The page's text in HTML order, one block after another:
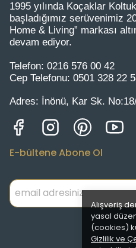
Alışveriş
yasal
(cookies)
Gizlilik ve
1995 yılında Koçaklar
başladığımız serüvenimiz
Home & Living” markası
devam ediyor.
Telefon: 0216 576 00 42
Cep Telefonu: 0501 328 22
Adres: İnönü, Kar Sk.
E-bültene Abone Ol